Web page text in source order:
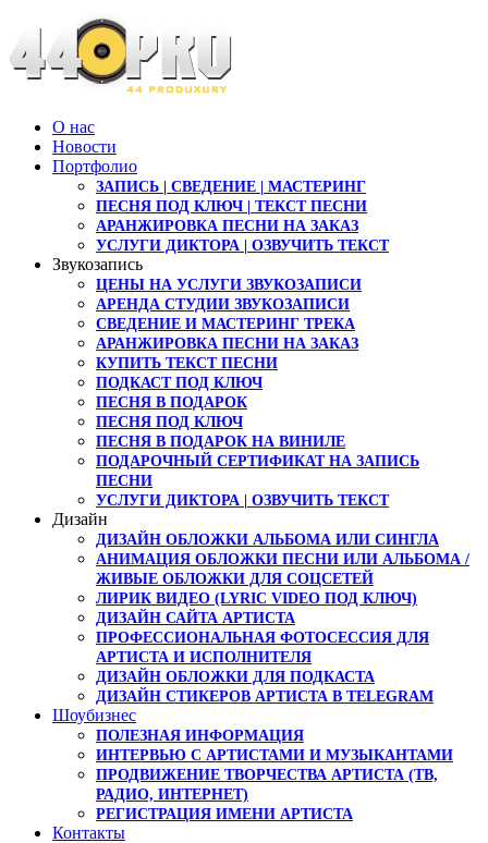
О нас
Новости
Портфолио
ЗАПИСЬ | СВЕДЕНИЕ | МАСТЕРИНГ
ПЕСНЯ ПОД КЛЮЧ | ТЕКСТ ПЕСНИ
АРАНЖИРОВКА ПЕСНИ НА ЗАКАЗ
УСЛУГИ ДИКТОРА | ОЗВУЧИТЬ ТЕКСТ
Звукозапись
ЦЕНЫ НА УСЛУГИ ЗВУКОЗАПИСИ
АРЕНДА СТУДИИ ЗВУКОЗАПИСИ
СВЕДЕНИЕ И МАСТЕРИНГ ТРЕКА
АРАНЖИРОВКА ПЕСНИ НА ЗАКАЗ
КУПИТЬ ТЕКСТ ПЕСНИ
ПОДКАСТ ПОД КЛЮЧ
ПЕСНЯ В ПОДАРОК
ПЕСНЯ ПОД КЛЮЧ
ПЕСНЯ В ПОДАРОК НА ВИНИЛЕ
ПОДАРОЧНЫЙ СЕРТИФИКАТ НА ЗАПИСЬ
ПЕСНИ
УСЛУГИ ДИКТОРА | ОЗВУЧИТЬ ТЕКСТ
Дизайн
ДИЗАЙН ОБЛОЖКИ АЛЬБОМА ИЛИ СИНГЛА
АНИМАЦИЯ ОБЛОЖКИ ПЕСНИ ИЛИ АЛЬБОМА /
ЖИВЫЕ ОБЛОЖКИ ДЛЯ СОЦСЕТЕЙ
ЛИРИК ВИДЕО (LYRIC VIDEO ПОД КЛЮЧ)
ДИЗАЙН САЙТА АРТИСТА
ПРОФЕССИОНАЛЬНАЯ ФОТОСЕССИЯ ДЛЯ
АРТИСТА И ИСПОЛНИТЕЛЯ
ДИЗАЙН ОБЛОЖКИ ДЛЯ ПОДКАСТА
ДИЗАЙН СТИКЕРОВ АРТИСТА В TELEGRAM
Шоубизнес
ПОЛЕЗНАЯ ИНФОРМАЦИЯ
ИНТЕРВЬЮ С АРТИСТАМИ И МУЗЫКАНТАМИ
ПРОДВИЖЕНИЕ ТВОРЧЕСТВА АРТИСТА (ТВ,
РАДИО, ИНТЕРНЕТ)
РЕГИСТРАЦИЯ ИМЕНИ АРТИСТА
Контакты